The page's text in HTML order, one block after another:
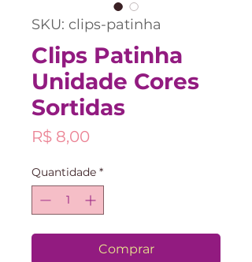
SKU: clips-patinha
Clips Patinha
Unidade Cores
Sortidas
R$ 8,00
Quantidade *
Comprar